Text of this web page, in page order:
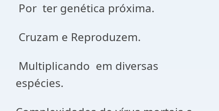
Por ter genética próxima.
Cruzam e Reproduzem.
Multiplicando em diversas
espécies.